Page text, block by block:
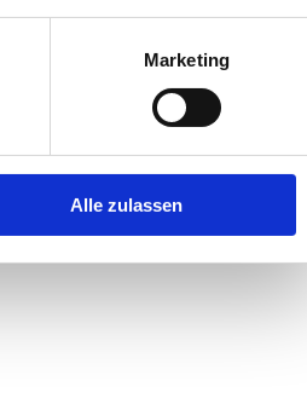
Marketing
Alle zulassen